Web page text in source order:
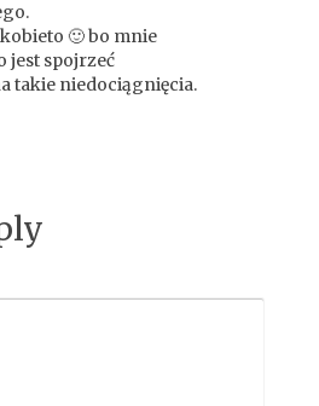
🙂 bo mnie
jest spojrzeć
takie niedociągnięcia.